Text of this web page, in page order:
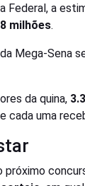
Federal, a
milhões.
Mega-Sena
da quina,
e cada uma
próximo